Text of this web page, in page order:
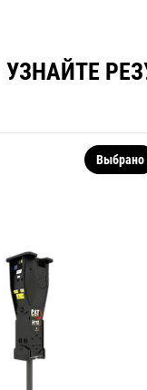
УЗНАЙТЕ
Выбрано